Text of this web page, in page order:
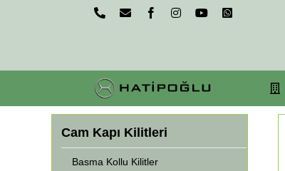
PhoneEmail FacebookInstagramYouTubeWhatsApp
Cam Kapı Kilitleri
Basma Kollu Kilitler